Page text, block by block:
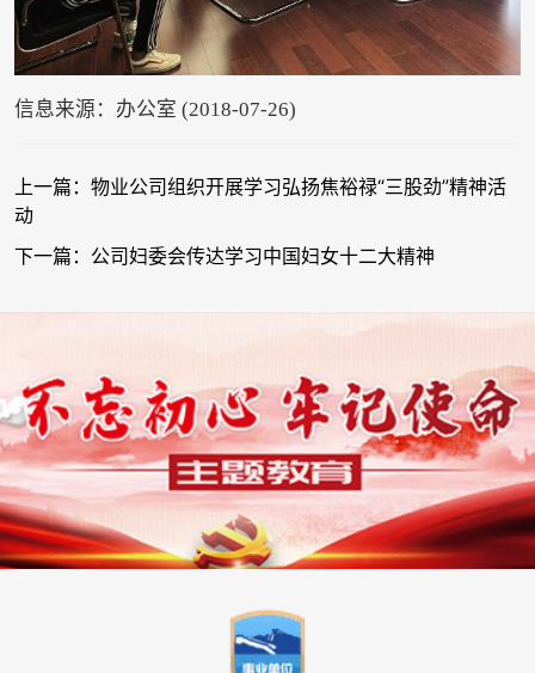
信息来源：办公室 (2018-07-26)
上一篇：物业公司组织开展学习弘扬焦裕禄“三股劲”精神活
动
下一篇：公司妇委会传达学习中国妇女十二大精神